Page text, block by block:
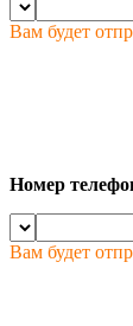
Вам будет
Номер
Вам будет